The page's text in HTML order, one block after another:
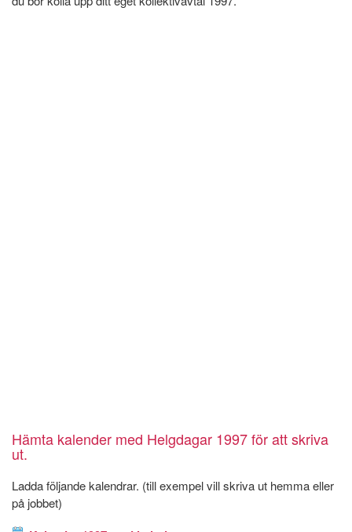
Hämta kalender med Helgdagar 1997 för att skriva
ut.
Ladda följande kalendrar. (till exempel vill skriva ut hemma eller
på jobbet)